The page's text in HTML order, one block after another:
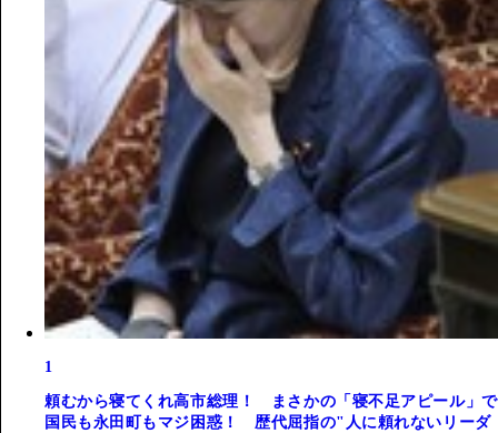
1
頼むから寝てくれ高市総理！ まさかの「寝不足アピール」で
国民も永田町もマジ困惑！ 歴代屈指の"人に頼れないリーダ